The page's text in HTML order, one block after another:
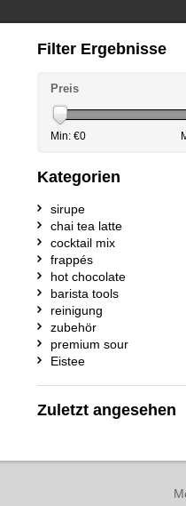
Filter Ergebnisse
Preis
Min: €0
Kategorien
sirupe
chai tea latte
cocktail mix
frappés
hot chocolate
barista tools
reinigung
zubehör
premium sour
Eistee
Zuletzt angesehen